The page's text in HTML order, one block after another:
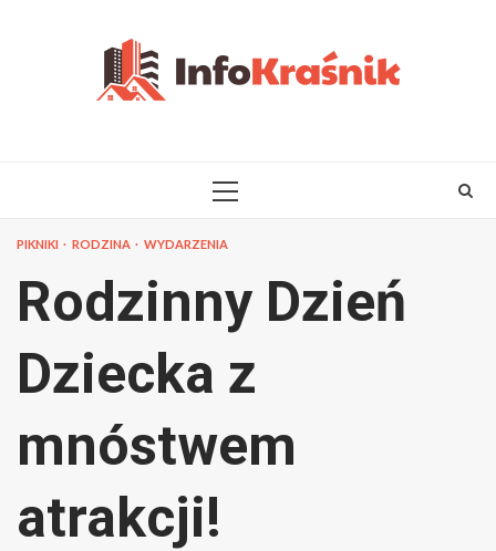
PRIMARY
PIKNIKI RODZINA WYDARZENIA
Rodzinny Dzień
Dziecka z
mnóstwem
atrakcji!